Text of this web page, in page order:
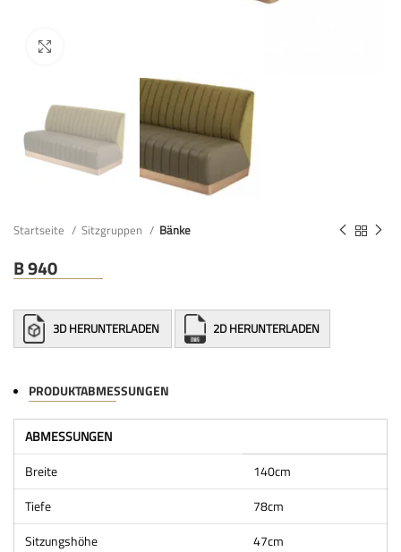
Startseite Sitzgruppen Bänke
B 940
3D HERUNTERLADEN 2D HERUNTERLADEN
PRODUKTABMESSUNGEN
ABMESSUNGEN
Breite
140cm
Tiefe
78cm
Sitzungshöhe
47cm